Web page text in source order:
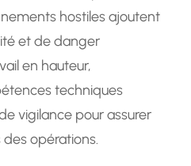
hostiles ajoutent
et de danger
en hauteur,
techniques
vigilance pour assurer
des opérations.